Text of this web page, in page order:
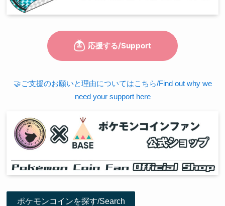
🤝ご支援のお願いと理由についてはこちら/Find out why we
need your support here
ポケモンコインを探す/Search